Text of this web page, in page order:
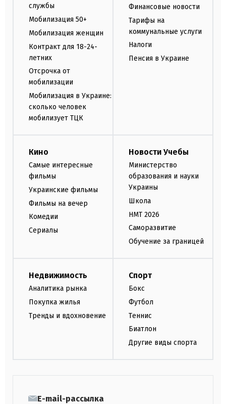
службы
Мобилизация 50+
Мобилизация женщин
Контракт для 18-24-
летних
Отсрочка от
мобилизации
Мобилизация в Украине:
сколько человек
мобилизует ТЦК
Финансовые новости
Тарифы на
коммунальные услуги
Налоги
Пенсия в Украине
Кино
Самые интересные
фильмы
Украинские фильмы
Фильмы на вечер
Комедии
Сериалы
Новости Учебы
Министерство
образования и науки
Украины
Школа
НМТ 2026
Саморазвитие
Обучение за границей
Недвижимость
Аналитика рынка
Покупка жилья
Тренды и вдохновение
Спорт
Бокс
Футбол
Теннис
Биатлон
Другие виды спорта
E-mail-рассылка